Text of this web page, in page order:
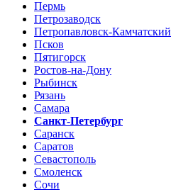
Пермь
Петрозаводск
Петропавловск-Камчатский
Псков
Пятигорск
Ростов-на-Дону
Рыбинск
Рязань
Самара
Санкт-Петербург
Саранск
Саратов
Севастополь
Смоленск
Сочи